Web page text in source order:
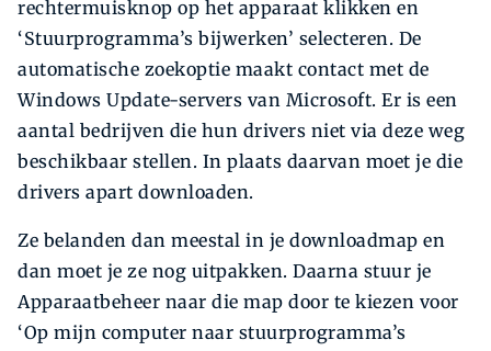
rechtermuisknop op het apparaat klikken en
‘Stuurprogramma’s bijwerken’ selecteren. De
automatische zoekoptie maakt contact met de
Windows Update-servers van Microsoft. Er is een
aantal bedrijven die hun drivers niet via deze weg
beschikbaar stellen. In plaats daarvan moet je die
drivers apart downloaden.
Ze belanden dan meestal in je downloadmap en
dan moet je ze nog uitpakken. Daarna stuur je
Apparaatbeheer naar die map door te kiezen voor
‘Op mijn computer naar stuurprogramma’s